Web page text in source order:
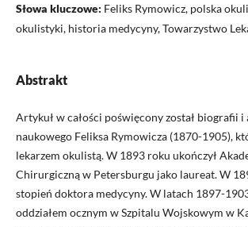
Słowa kluczowe: Feliks Rymowicz, polska
okulistyki, historia medycyny, Towarzystwo
Abstrakt
Artykuł w całości poświęcony został biografii
naukowego Feliksa Rymowicza (1870-1905),
lekarzem okulistą. W 1893 roku ukończył
Chirurgiczną w Petersburgu jako laureat. W
stopień doktora medycyny. W latach 1897-
oddziałem ocznym w Szpitalu Wojskowym w